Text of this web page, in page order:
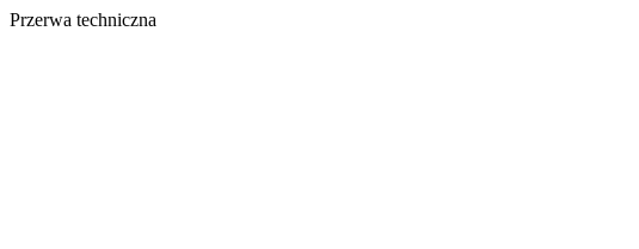
Przerwa techniczna